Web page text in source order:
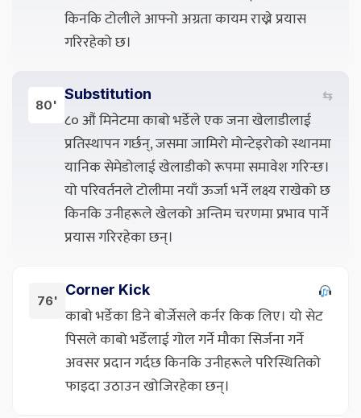
किनकि टोलीले आफ्नो अग्रता कायम राख्ने प्रयास
गरिरहेको छ।
80'
Substitution ⇆
८० औं मिनेटमा काबो भर्डेले एक जना खेलाडीलाई
प्रतिस्थापन गर्छन्, जसमा जामिरो मोन्टेइरोको स्थानमा
यानिक सेमेडोलाई खेलाडीको रूपमा समावेश गरिन्छ।
यो परिवर्तनले टोलीमा नयाँ ऊर्जा भर्ने लक्ष्य राखेको छ
किनकि उनीहरूले खेलको अन्तिम चरणमा प्रभाव पार्ने
प्रयास गरिरहेका छन्।
76'
Corner Kick
काबो भर्डेका डिने बोर्जेसले कर्नर किक लिए। यो सेट
पिसले काबो भर्डेलाई गोल गर्ने मौका सिर्जना गर्ने
अवसर प्रदान गर्दछ किनकि उनीहरूले परिस्थितिको
फाइदा उठाउन खोजिरहेका छन्।